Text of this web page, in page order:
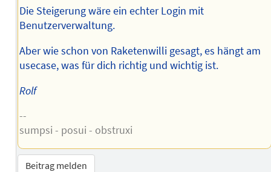
Die Steigerung wäre ein echter Login mit
Benutzerverwaltung.
Aber wie schon von Raketenwilli gesagt, es hängt am
usecase, was für dich richtig und wichtig ist.
Rolf
--
sumpsi - posui - obstruxi
Beitrag melden